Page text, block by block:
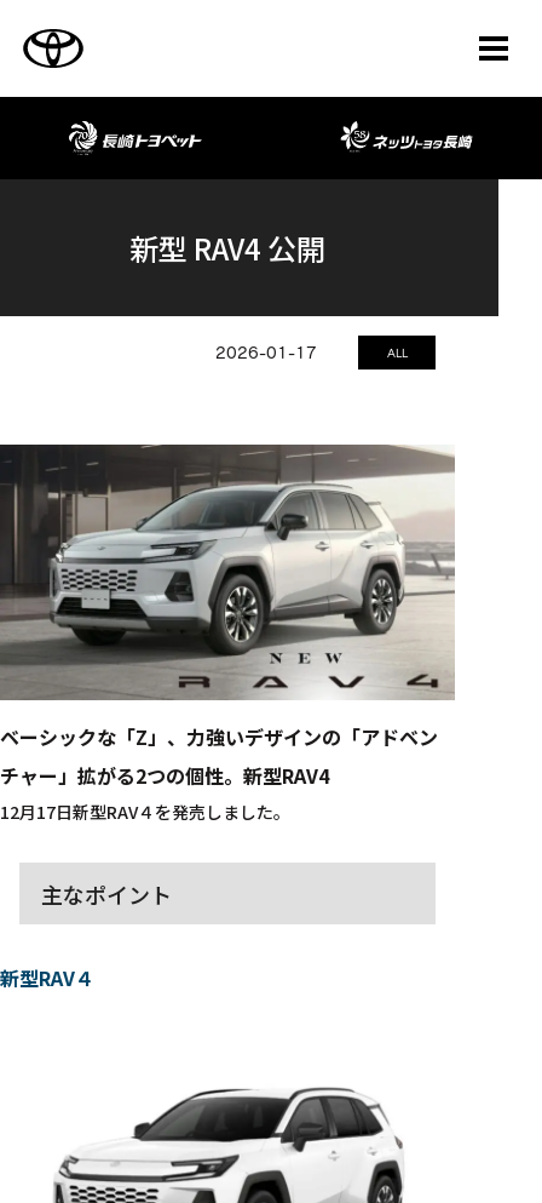
長崎トヨペット
新型 RAV4 公開
2026-01-17 ALL
ベーシックな「Z」、力強いデザインの「アドベン
チャー」拡がる2つの個性。新型RAV4
12月17日新型RAV４を発売しました。
主なポイント
新型RAV４